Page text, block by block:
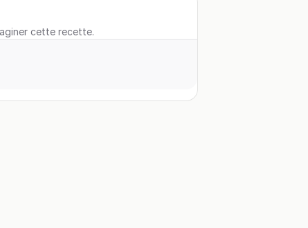
cette recette.